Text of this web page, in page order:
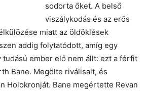
sodorta őket. A belső
viszálykodás és az erős
miatt az öldöklések
addig folytatódott, amíg egy
tudású ember elő nem állt: ezt a férfit
Bane. Megölte riválisait, és
Holokronját. Bane megértette Revan